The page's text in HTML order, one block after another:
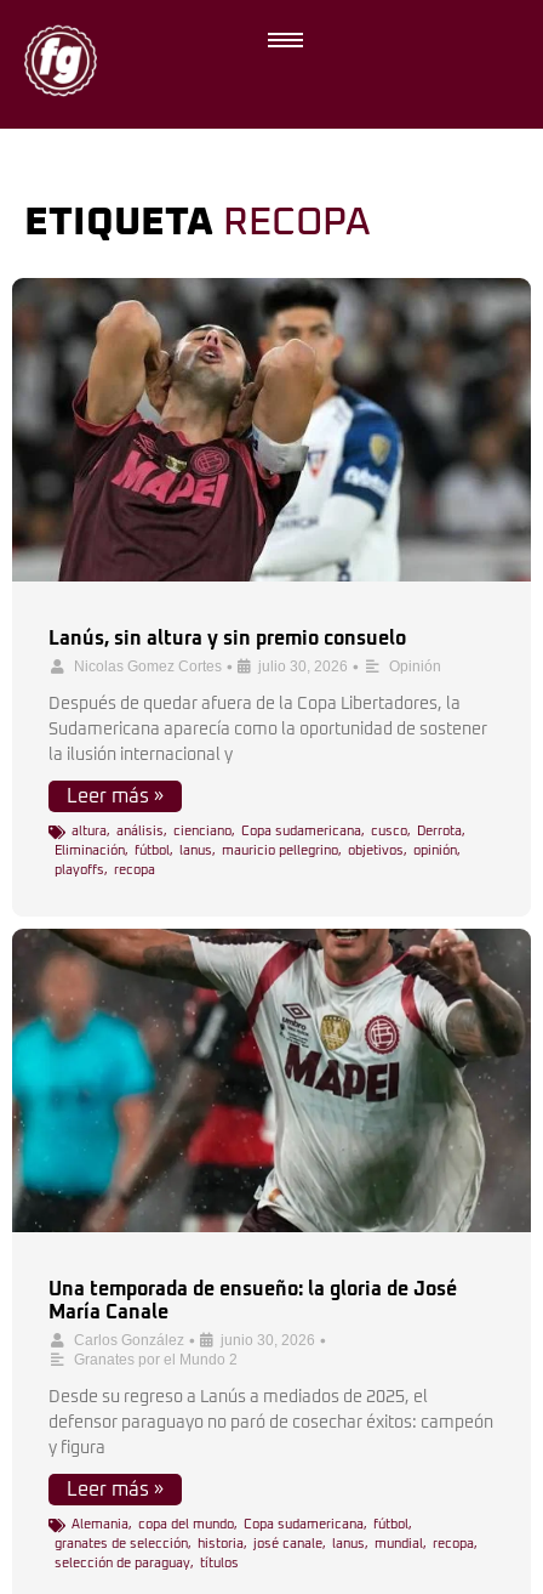
ETIQUETA RECOPA
Lanús, sin altura y sin premio consuelo
Nicolas Gomez Cortes • julio 30, 2026 • Opinión
Después de quedar afuera de la Copa Libertadores, la
Sudamericana aparecía como la oportunidad de sostener
la ilusión internacional y
Leer más »
altura, análisis, cienciano, Copa sudamericana, cusco, Derrota,
Eliminación, fútbol , lanus, mauricio pellegrino, objetivos, opinión,
playoffs, recopa
Una temporada de ensueño: la gloria de José
María Canale
Carlos González • junio 30, 2026 •
Granates por el Mundo 2
Desde su regreso a Lanús a mediados de 2025, el
defensor paraguayo no paró de cosechar éxitos: campeón
y figura
Leer más »
Alemania, copa del mundo, Copa sudamericana, fútbol ,
granates de selección, historia, josé canale, lanus, mundial , recopa,
selección de paraguay, títulos